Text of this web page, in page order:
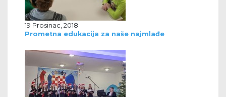
19 Prosinac, 2018
Prometna edukacija za naše najmlađe